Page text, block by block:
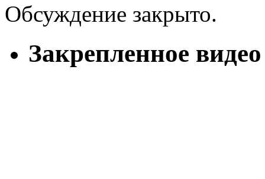
Обсуждение закрыто.
Закрепленное видео